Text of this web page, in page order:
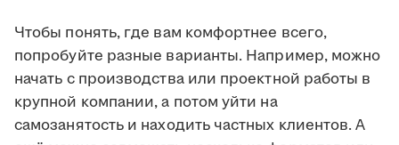
Чтобы понять, где вам комфортнее всего,
попробуйте разные варианты. Например, можно
начать с производства или проектной работы в
крупной компании, а потом уйти на
самозанятость и находить частных клиентов. А